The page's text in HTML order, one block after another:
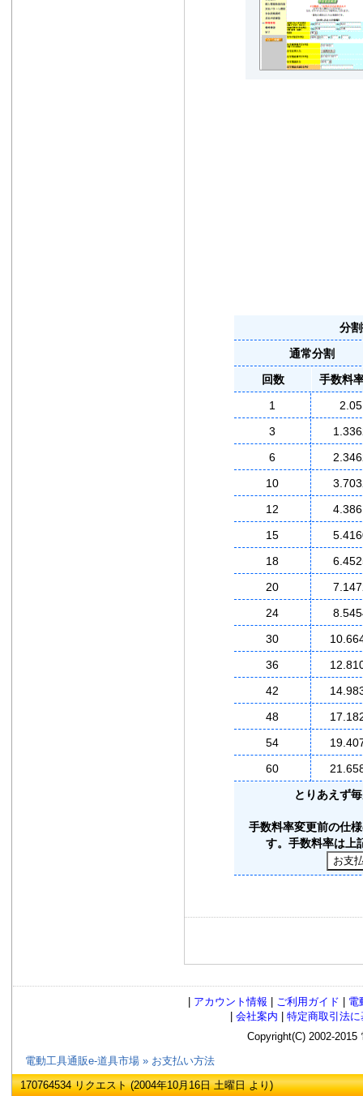
分
通常分割
回数
手数料
1
2.05
3
6
10
12
15
18
20
24
30
36
42
48
54
60
とりあえず
手数料率変更前の仕
す。手数料率は上
アカウント情報 ご利用ガイド
電
会社案内
特定商取引法
Copyright(C) 2002-
電動工具通販e-道具市場 » お支払い方法
170764534 リクエスト (2004年10月16日 土曜日 より)